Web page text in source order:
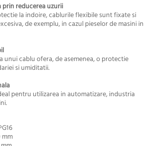
reducerea uzurii
la indoire, cablurile flexibile sunt fixate si
de exemplu, in cazul pieselor de masini in
unui cablu ofera, de asemenea, o protectie
si umiditatii.
pentru utilizarea in automatizare, industria
mm